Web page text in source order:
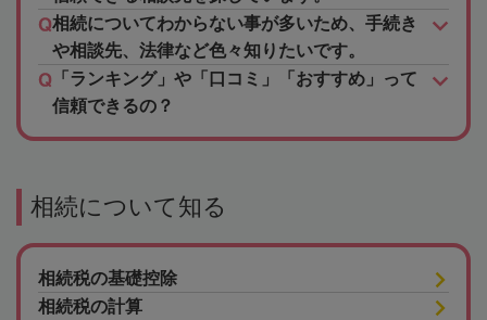
相続についてわからない事が多いため、手続き
や相談先、法律など色々知りたいです。
「ランキング」や「口コミ」「おすすめ」って
信頼できるの？
相続について知る
相続税の基礎控除
相続税の計算